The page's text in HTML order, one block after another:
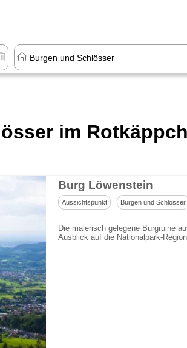
im
Burg Löwenstein
Aussichtspunkt Burgen und Schlösser
Die malerisch gelegene Burgruine
Ausblick auf die Nationalpark-